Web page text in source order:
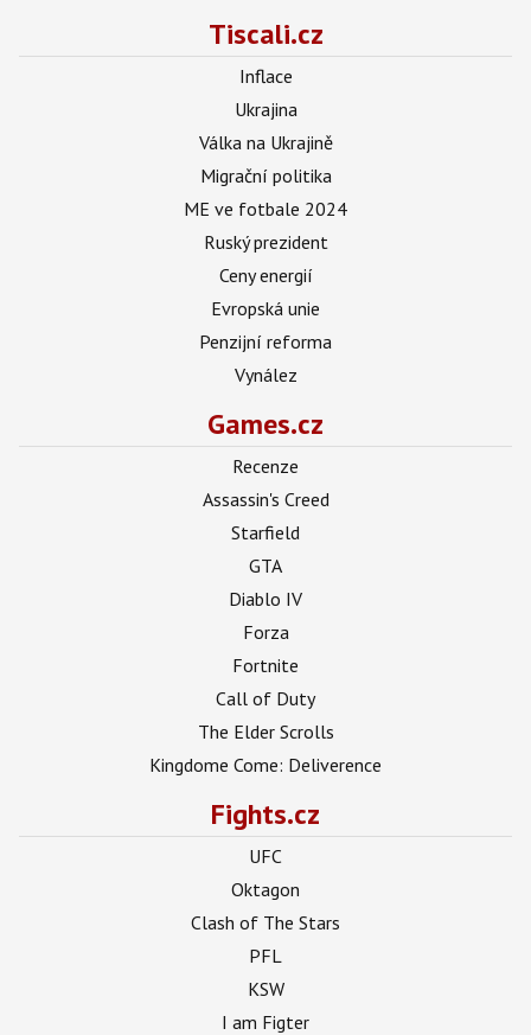
Tiscali.cz
Inflace
Ukrajina
Válka na Ukrajině
Migrační politika
ME ve fotbale 2024
Ruský prezident
Ceny energií
Evropská unie
Penzijní reforma
Vynález
Games.cz
Recenze
Assassin's Creed
Starfield
GTA
Diablo IV
Forza
Fortnite
Call of Duty
The Elder Scrolls
Kingdome Come: Deliverence
Fights.cz
UFC
Oktagon
Clash of The Stars
PFL
KSW
I am Figter